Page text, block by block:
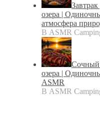
озера |
атмосфера
В ASMR
Сочный
озера |
ASMR
В ASMR